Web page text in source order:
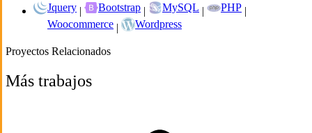
Jquery | Bootstrap | MySQL | PHP |
Woocommerce | Wordpress
Proyectos Relacionados
Más trabajos